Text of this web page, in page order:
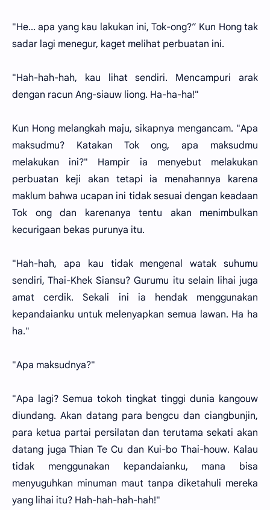
"He... apa yang kau lakukan ini, Tok-ong?” Kun Hong tak
sadar lagi menegur, kaget melihat perbuatan ini.
"Hah-hah-hah, kau lihat sendiri. Mencampuri arak
dengan racun Ang-siauw liong. Ha-ha-ha!"
Kun Hong melangkah maju, sikapnya mengancam. "Apa
maksudmu? Katakan Tok ong, apa maksudmu
melakukan ini?" Hampir ia menyebut melakukan
perbuatan keji akan tetapi ia menahannya karena
maklum bahwa ucapan ini tidak sesuai dengan keadaan
Tok ong dan karenanya tentu akan menimbulkan
kecurigaan bekas purunya itu.
"Hah-hah, apa kau tidak mengenal watak suhumu
sendiri, Thai-Khek Siansu? Gurumu itu selain lihai juga
amat cerdik. Sekali ini ia hendak menggunakan
kepandaianku untuk melenyapkan semua lawan. Ha ha
ha."
"Apa maksudnya?"
"Apa lagi? Semua tokoh tingkat tinggi dunia kangouw
diundang. Akan datang para bengcu dan ciangbunjin,
para ketua partai persilatan dan terutama sekati akan
datang juga Thian Te Cu dan Kui-bo Thai-houw. Kalau
tidak menggunakan kepandaianku, mana bisa
menyuguhkan minuman maut tanpa diketahuli mereka
yang lihai itu? Hah-hah-hah-hah!"